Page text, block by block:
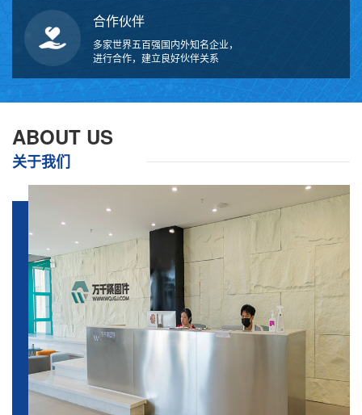
合作伙伴
多家世界五百强国内外知名企业，
进行合作，建立良好伙伴关系
ABOUT US
关于我们
品